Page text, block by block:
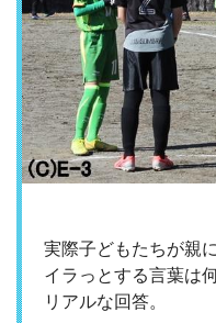
実際子どもたちが親
イラっとする言葉は
リアルな回答。